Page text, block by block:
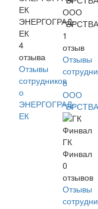
ЭНЕРГОГРАД-
ЕК
4
отзыва
Отзывы
сотрудников
о
ЭНЕРГОГРАД-
ЕК
ООО
1
отзыв
Отзывы
о
ООО
ГК
Финвал
0
отзывов
Отзывы